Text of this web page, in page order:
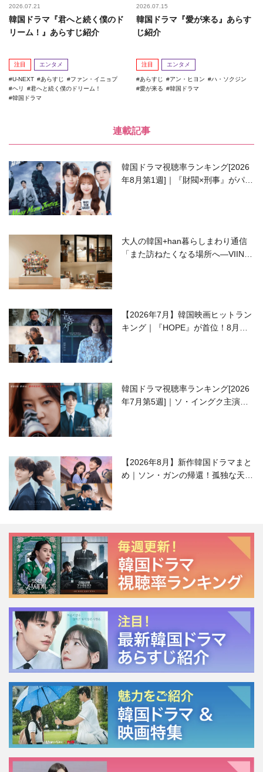
2026.07.21
韓国ドラマ『君へと続く僕のド
リーム！』あらすじ紹介
注目 エンタメ
U-NEXT あらすじ
ファン・イニョプ
ヘリ
君へと続く僕のドリーム！
韓国ドラマ
2026.07.15
韓国ドラマ『愛が来る』あらす
じ紹介
注目 エンタメ
あらすじ アン・ヒヨン
ハ・ソクジン
愛が来る
韓国ドラマ
連載記事
韓国ドラマ視聴率ランキング[2026
年8月第1週]｜『財閥×刑事』がパワ
大人の韓国+han暮らしまわり通信
「また訪ねたくなる場所へ―VIIN C
【2026年7月】韓国映画ヒットラン
キング｜『HOPE』が首位！8月公
韓国ドラマ視聴率ランキング[2026
年7月第5週]｜ソ・イングク主演の
【2026年8月】新作韓国ドラマまと
め｜ソン・ガンの帰還！孤独な天才